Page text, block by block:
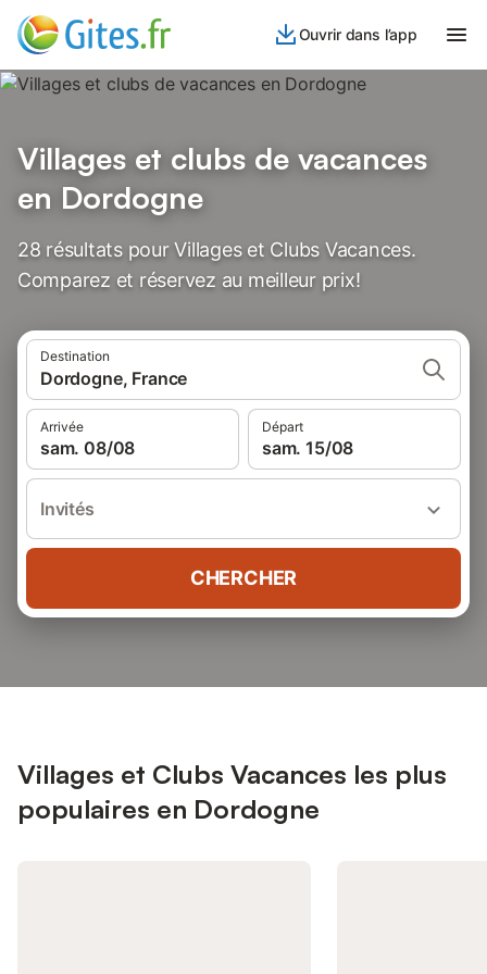
Ouvrir dans l’app
Villages et clubs de vacances
en Dordogne
28 résultats pour Villages et Clubs Vacances.
Comparez et réservez au meilleur prix!
Destination
Dordogne, France
Arrivée
sam. 08/08
Départ
sam. 15/08
Invités
CHERCHER
Villages et Clubs Vacances les plus
populaires en Dordogne